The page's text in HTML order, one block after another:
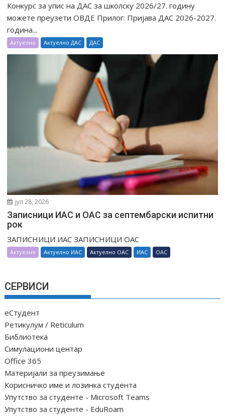
Конкурс за упис на ДАС за школску 2026/27. годину
можете преузети ОВДЕ Прилог: Пријава ДАС 2026-2027.
година...
Актуелно Актуелно ДАС ДАС
јул 28, 2026
Записници ИАС и ОАС за септембарски испитни
рок
ЗАПИСНИЦИ ИАС ЗАПИСНИЦИ ОАС
Актуелно Актуелно ИАС Актуелно ОАС ИАС ОАС
СЕРВИСИ
еСтудент
Ретикулум / Reticulum
Библиотека
Симулациони центар
Office 365
Материјали за преузимање
Корисничко име и лозинка студента
Упутство за студенте - Microsoft Teams
Упутство за студенте - EduRoam